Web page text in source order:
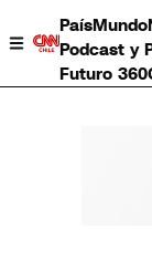
PaísMundo
Podcast y
Futuro 360